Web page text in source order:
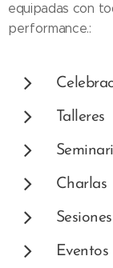
equipadas con
performance.:
Talleres
Charlas
Eventos